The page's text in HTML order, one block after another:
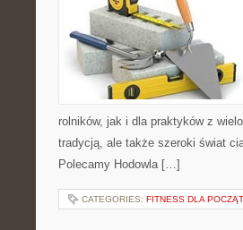
rolników, jak i dla praktyków z
tradycją, ale także szeroki świat
Polecamy Hodowla […]
CATEGORIES: FITNESS DLA